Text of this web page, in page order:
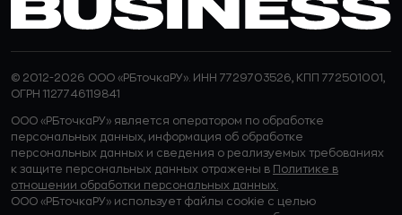
© 2012-2026 ООО «РБточкаРУ». ИНН 7729703526, КПП 772501001,
ОГРН 1127746119841
ООО «РБточкаРУ» является оператором по обработке
персональных данных, информация об обработке
персональных данных и сведения о реализуемых требованиях
к защите персональных данных отражены в Политике в
отношении обработки персональных данных.
ООО «РБточкаРУ» использует файлы cookie с целью